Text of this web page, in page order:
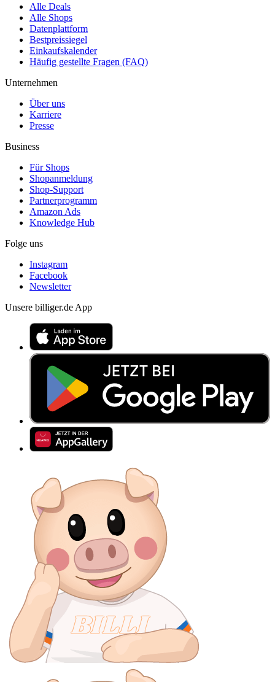
Alle Deals
Alle Shops
Datenplattform
Bestpreissiegel
Einkaufskalender
Häufig gestellte Fragen (FAQ)
Unternehmen
Über uns
Karriere
Presse
Business
Für Shops
Shopanmeldung
Shop-Support
Partnerprogramm
Amazon Ads
Knowledge Hub
Folge uns
Instagram
Facebook
Newsletter
Unsere billiger.de App